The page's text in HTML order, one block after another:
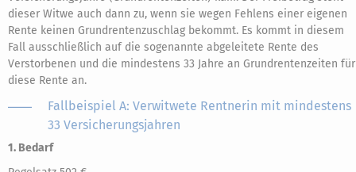
dieser Witwe auch dann zu, wenn sie wegen Fehlens einer eigenen
Rente keinen Grundrentenzuschlag bekommt. Es kommt in diesem
Fall ausschließlich auf die sogenannte abgeleitete Rente des
Verstorbenen und die mindestens 33 Jahre an Grundrentenzeiten für
diese Rente an.
Fallbeispiel A: Verwitwete Rentnerin mit mindestens
33 Versicherungsjahren
1. Bedarf